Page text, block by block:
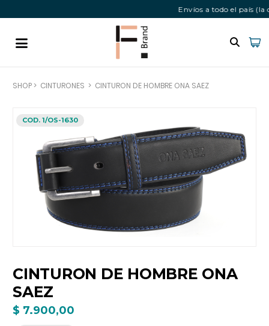
Envíos a todo el país
CINTURON DE HOMBRE ONA SAEZ
>
CINTURONES
>
SHOP
COD. 1/OS-1630
CINTURON DE HOMBRE ONA
SAEZ
$ 7.900,00